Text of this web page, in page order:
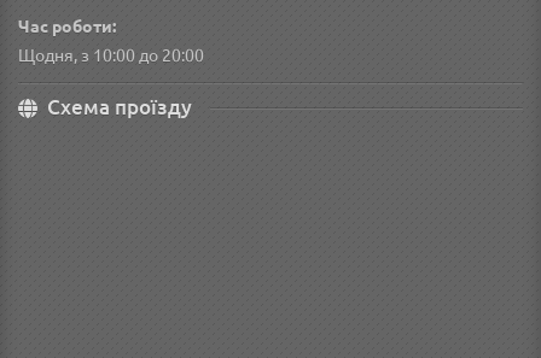
Час роботи:
Щодня, з 10:00 до 20:00
Схема проїзду